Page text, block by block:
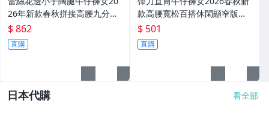
26年新款春秋拼接高腰九分直
筒褲子
$ 862
直購
款高腰寬松百搭休閑顯窄版闊
腿褲子
$ 501
直購
日本代購 看全部